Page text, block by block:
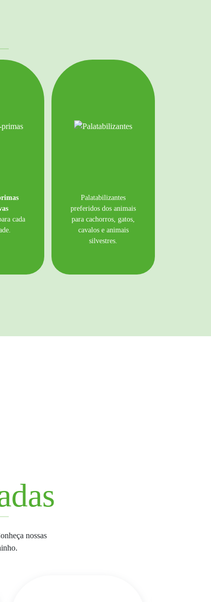
cada
Palatabilizantes
preferidos dos animais
para cachorros, gatos,
cavalos e animais
silvestres.
nossas